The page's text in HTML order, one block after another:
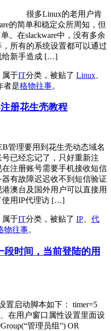
很多Linux的老用户肯
的简单和稳定众所周知，但
。在slackware中，没有多余
所有的系统设置都可以通过
给新手造成 […]
属于IT分类，被贴了 Linux
者是格物往事。
册花生壳教程
管理要用到花生壳动态域名
已经忘记了，只好重新注
注册账号需要手机接收短信
有故障迟迟收不到短信验证
澳台及国外用户可以直接用
使用IP代理访 […]
属于IT分类，被贴了 IP
代
物往事。
时间，当前登陆的用
置启动脚本如下： timer=5
、在用户窗口属性设置里面设
管理员组”) OR